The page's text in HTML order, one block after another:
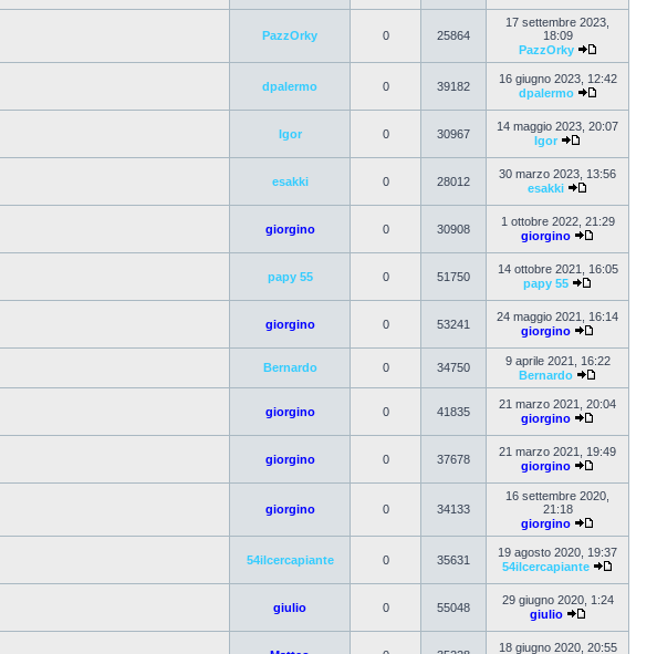
PazzOrky 0 25864
17 settembre 2023,
18:09
PazzOrky
dpalermo 0 39182
16 giugno 2023, 12:42
dpalermo
Igor 0 30967
14 maggio 2023, 20:07
Igor
esakki 0 28012
30 marzo 2023, 13:56
esakki
giorgino 0 30908
1 ottobre 2022, 21:29
giorgino
papy 55 0 51750
14 ottobre 2021, 16:05
papy 55
giorgino 0 53241
24 maggio 2021, 16:14
giorgino
Bernardo 0 34750
9 aprile 2021, 16:22
Bernardo
giorgino 0 41835
21 marzo 2021, 20:04
giorgino
giorgino 0 37678
21 marzo 2021, 19:49
giorgino
giorgino 0 34133
16 settembre 2020,
21:18
giorgino
54ilcercapiante 0 35631
19 agosto 2020, 19:37
54ilcercapiante
giulio 0 55048
29 giugno 2020, 1:24
giulio
18 giugno 2020, 20:55